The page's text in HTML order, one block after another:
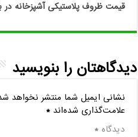
قیمت ظروف پلاستیکی آشپزخانه در
دیدگاهتان را بنویسید
نشانی ایمیل شما منتشر نخواهد
علامت‌گذاری شده‌اند*
دیدگاه*